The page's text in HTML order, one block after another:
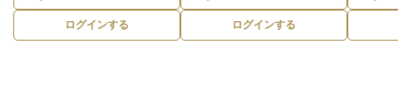
ログインする ログインする